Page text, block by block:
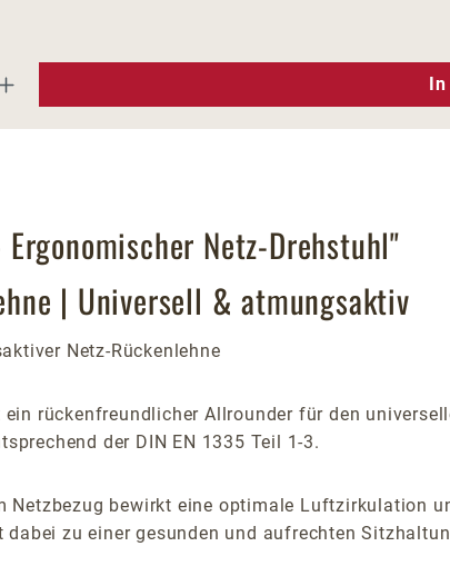
Wert ein oder benutze die In
Netz-Drehstuhl"
| Universell & atmungsaktiv
Netz-Rückenlehne
rückenfreundlicher Allrounder für den
der DIN EN 1335 Teil 1-3.
Netzbezug bewirkt eine optimale Luftzirkulation
zu einer gesunden und aufrechten